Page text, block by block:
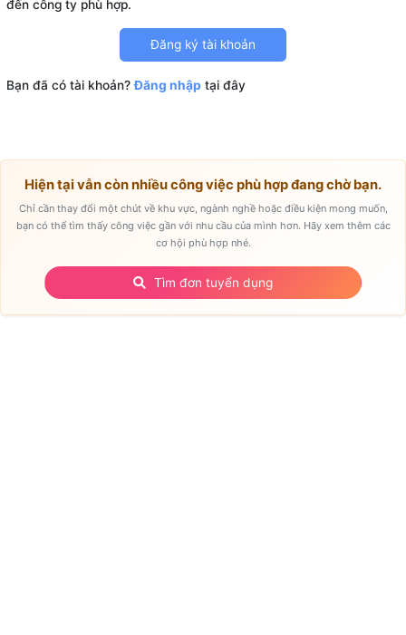
Đăng ký tài khoản
Bạn đã có tài khoản?Đăng nhập tại đây
Hiện tại vẫn còn nhiều công việc phù hợp đang chờ bạn.
Chỉ cần thay đổi một chút về khu vực, ngành nghề hoặc điều kiện mong muốn,
bạn có thể tìm thấy công việc gần với nhu cầu của mình hơn. Hãy xem thêm các
cơ hội phù hợp nhé.
Tìm đơn tuyển dụng